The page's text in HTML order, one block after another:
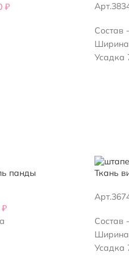
₽
Состав
Ширина
Усадка
панды
₽
Ткань
Состав
Ширина
Усадка